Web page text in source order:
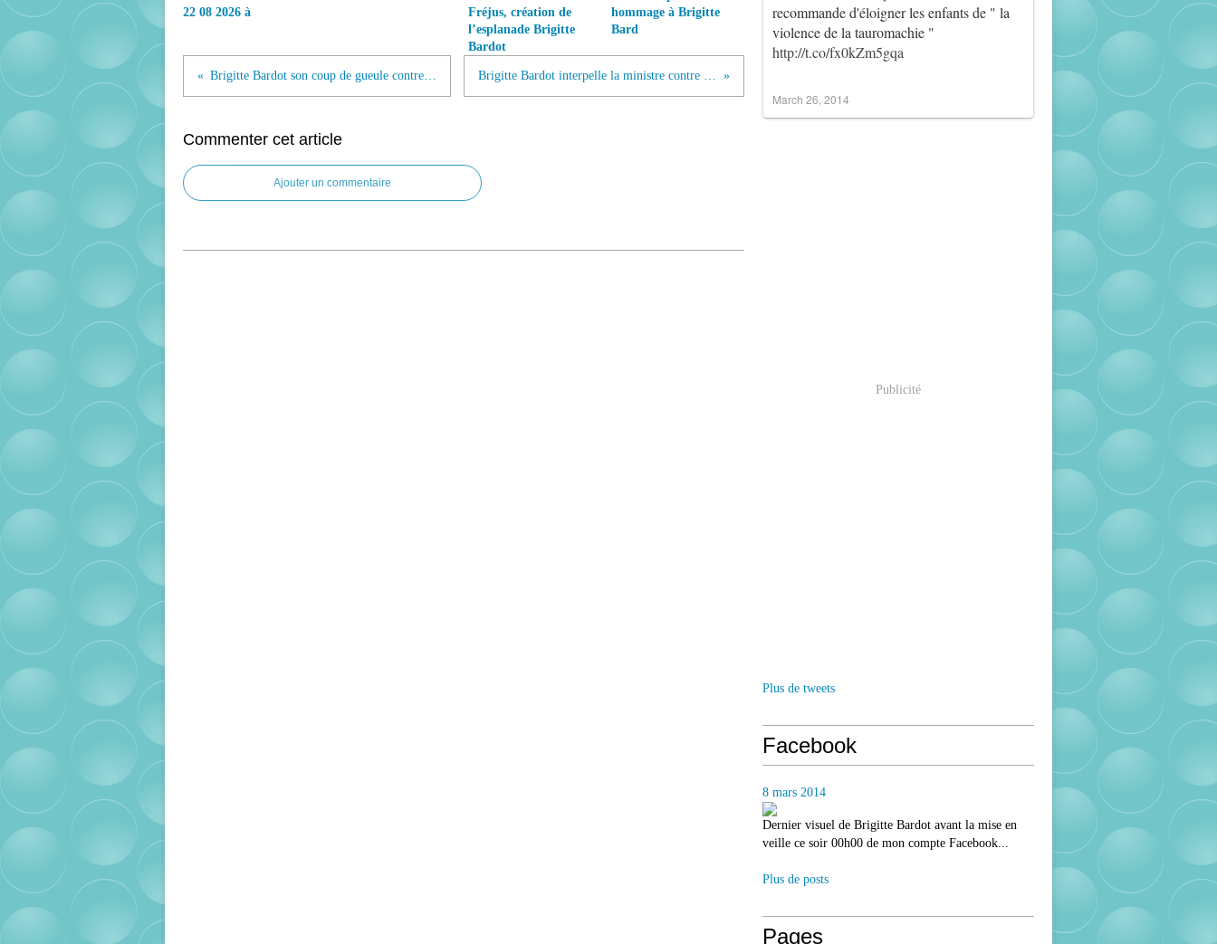
22 08 2026 à
Fréjus, création de
l’esplanade Brigitte
Bardot
hommage à Brigitte
Bard
Commenter cet article
Ajouter un commentaire
recommande d'éloigner les enfants de " la
violence de la tauromachie "
http://t.co/fx0kZm5gqa
March 26, 2014
Publicité
Plus de tweets
Facebook
8 mars 2014
Dernier visuel de Brigitte Bardot avant la mise en
veille ce soir 00h00 de mon compte Facebook...
Plus de posts
Pages